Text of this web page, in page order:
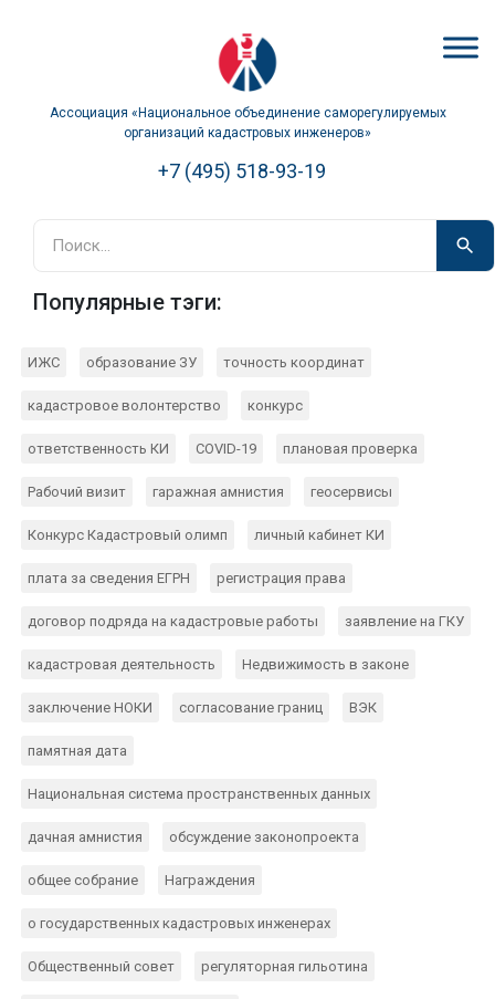
Ассоциация «Национальное объединение саморегулируемых
организаций кадастровых инженеров»
+7 (495) 518-93-19
Популярные тэги:
ИЖС образование ЗУ точность координат
кадастровое волонтерство конкурс
ответственность КИ COVID-19 плановая проверка
Рабочий визит гаражная амнистия геосервисы
Конкурс Кадастровый олимп личный кабинет КИ
плата за сведения ЕГРН регистрация права
договор подряда на кадастровые работы заявление на ГКУ
кадастровая деятельность Недвижимость в законе
заключение НОКИ согласование границ ВЭК
памятная дата
Национальная система пространственных данных
дачная амнистия обсуждение законопроекта
общее собрание Награждения
о государственных кадастровых инженерах
Общественный совет регуляторная гильотина